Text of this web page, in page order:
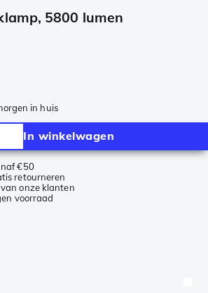
5800 lumen
in huis
In winkelwagen
€50
retourneren
onze klanten
voorraad